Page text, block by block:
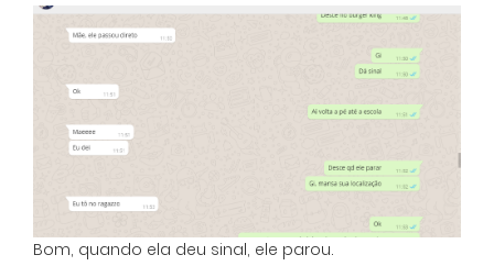
Bom, quando ela deu sinal, ele parou.